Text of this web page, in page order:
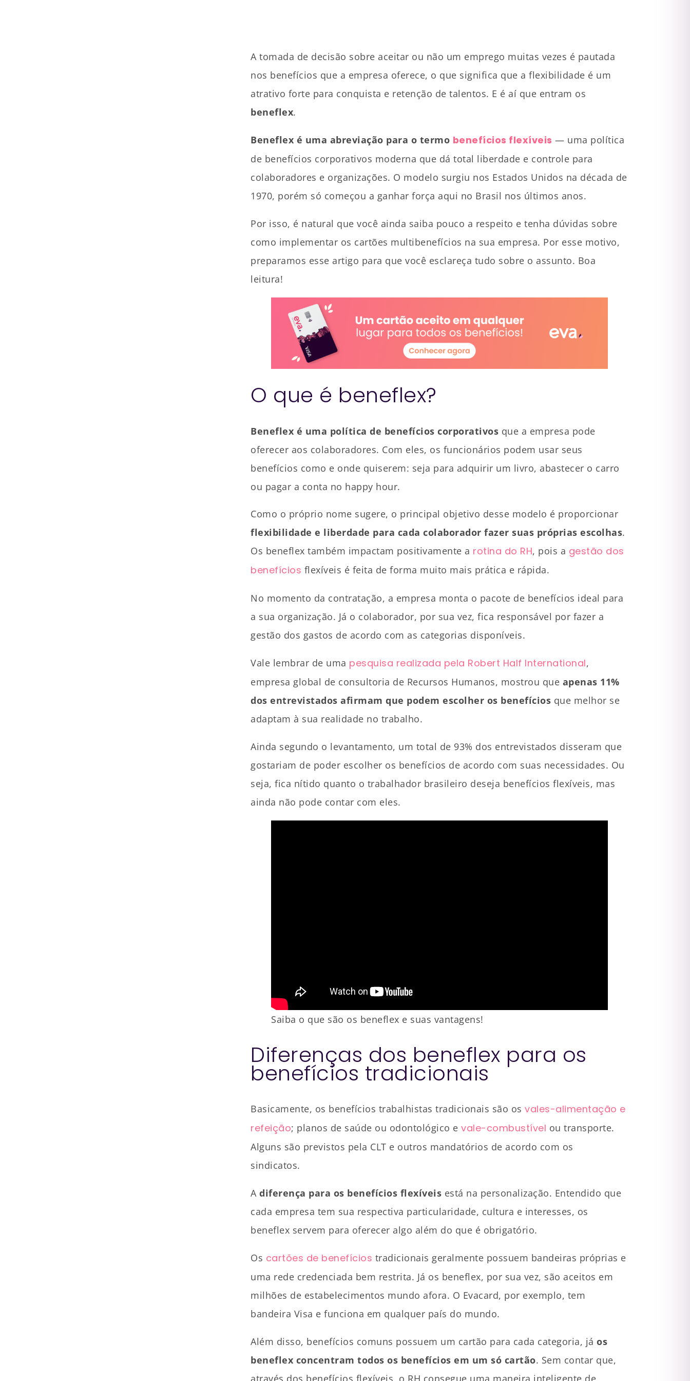
A tomada de decisão sobre aceitar ou não um emprego muitas vezes é pautada
nos benefícios que a empresa oferece, o que significa que a flexibilidade é um
atrativo forte para conquista e retenção de talentos. E é aí que entram os
beneflex.
Beneflex é uma abreviação para o termo benefícios flexíveis — uma política
de benefícios corporativos moderna que dá total liberdade e controle para
colaboradores e organizações. O modelo surgiu nos Estados Unidos na década de
1970, porém só começou a ganhar força aqui no Brasil nos últimos anos.
Por isso, é natural que você ainda saiba pouco a respeito e tenha dúvidas sobre
como implementar os cartões multibenefícios na sua empresa. Por esse motivo,
preparamos esse artigo para que você esclareça tudo sobre o assunto. Boa
leitura!
O que é beneflex?
Beneflex é uma política de benefícios corporativos que a empresa pode
oferecer aos colaboradores. Com eles, os funcionários podem usar seus
benefícios como e onde quiserem: seja para adquirir um livro, abastecer o carro
ou pagar a conta no happy hour.
Como o próprio nome sugere, o principal objetivo desse modelo é proporcionar
flexibilidade e liberdade para cada colaborador fazer suas próprias escolhas.
Os beneflex também impactam positivamente a rotina do RH, pois a gestão dos
benefícios flexíveis é feita de forma muito mais prática e rápida.
No momento da contratação, a empresa monta o pacote de benefícios ideal para
a sua organização. Já o colaborador, por sua vez, fica responsável por fazer a
gestão dos gastos de acordo com as categorias disponíveis.
Vale lembrar de uma pesquisa realizada pela Robert Half International,
empresa global de consultoria de Recursos Humanos, mostrou que apenas 11%
dos entrevistados afirmam que podem escolher os benefícios que melhor se
adaptam à sua realidade no trabalho.
Ainda segundo o levantamento, um total de 93% dos entrevistados disseram que
gostariam de poder escolher os benefícios de acordo com suas necessidades. Ou
seja, fica nítido quanto o trabalhador brasileiro deseja benefícios flexíveis, mas
ainda não pode contar com eles.
Saiba o que são os beneflex e suas vantagens!
Diferenças dos beneflex para os
benefícios tradicionais
Basicamente, os benefícios trabalhistas tradicionais são osvales-alimentação e
refeição; planos de saúde ou odontológico evale-combustível ou transporte.
Alguns são previstos pela CLT e outros mandatórios de acordo com os
sindicatos.
Adiferença para os benefícios flexíveis está na personalização. Entendido que
cada empresa tem sua respectiva particularidade, cultura e interesses, os
beneflex servem para oferecer algo além do que é obrigatório.
Os cartões de benefícios tradicionais geralmente possuem bandeiras próprias e
uma rede credenciada bem restrita. Já os beneflex, por sua vez, são aceitos em
milhões de estabelecimentos mundo afora. O Evacard, por exemplo, tem
bandeira Visa e funciona em qualquer país do mundo.
Além disso, benefícios comuns possuem um cartão para cada categoria, jáos
beneflex concentram todos os benefícios em um só cartão. Sem contar que,
através dos benefícios flexíveis, o RH consegue uma maneira inteligente de